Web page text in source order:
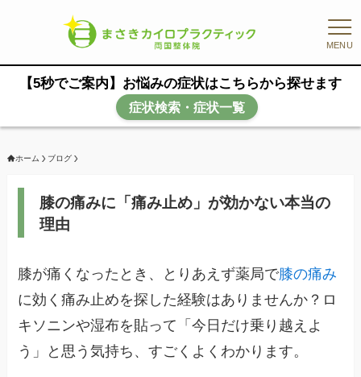
MENU
【5秒でご案内】お悩みの症状はこちらから探せます
症状検索・症状一覧
ホーム ブログ
膝の痛みに「痛み止め」が効かない本当の
理由
膝が痛くなったとき、とりあえず薬局で膝の痛み
に効く痛み止めを探した経験はありませんか？ロ
キソニンや湿布を貼って「今日だけ乗り越えよ
う」と思う気持ち、すごくよくわかります。